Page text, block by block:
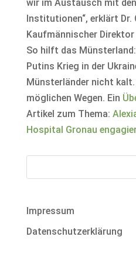
wir im Austausch mit
Institutionen“, erklärt
Kaufmännischer Direktor
So hilft das Münsterland:
Putins Krieg in der
Münsterländer nicht
möglichen Wegen. Ein
Artikel zum Thema:
Hospital Gronau
Impressum
Datenschutzerklärung